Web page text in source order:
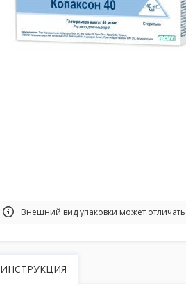
Внешний вид упаковки может
ИНСТРУКЦИЯ